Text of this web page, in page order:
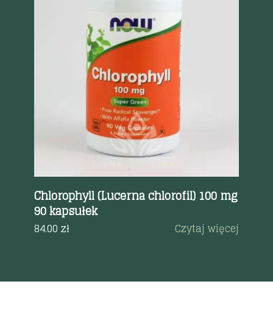
Szybki podgląd
Chlorophyll (Lucerna chlorofil) 100 mg
90 kapsułek
84.00zł Czytaj więcej